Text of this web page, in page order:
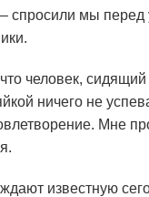
спросили мы
человек,
ничего не
Мне
известную